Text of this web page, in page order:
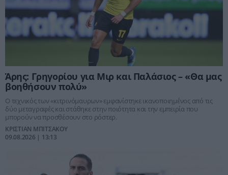
Άρης: Γρηγορίου για Μιρ και Παλάσιος – «Θα μας
βοηθήσουν πολύ»
Ο τεχνικός των «κιτρινόμαυρων» εμφανίστηκε ικανοποιημένος από τις
δύο μεταγραφές και στάθηκε στην ποιότητα και την εμπειρία που
μπορούν να προσθέσουν στο ρόστερ.
ΚΡΙΣΤΙΑΝ ΜΠΙΤΣΑΚΟΥ
09.08.2026 | 13:13